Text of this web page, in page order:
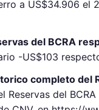
a US$34.906
del BCRA
-US$103
completo del
Reservas del